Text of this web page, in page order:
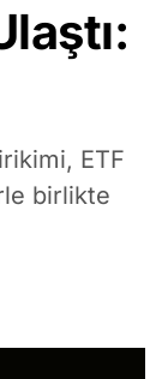
ETF
birlikte